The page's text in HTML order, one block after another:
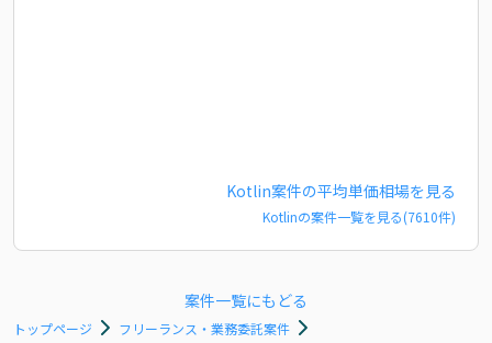
Kotlin案件の平均単価相場を見る
Kotlinの案件一覧を見る(7610件)
案件一覧にもどる
トップページ
フリーランス・業務委託案件